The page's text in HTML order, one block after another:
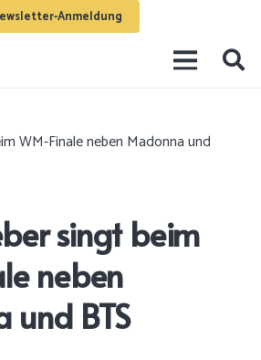
Anmeldung
WM-Finale neben Madonna und
singt beim
neben
BTS